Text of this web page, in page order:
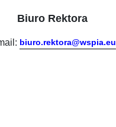
Biuro Rektora
biuro.rektora@wspia.eu